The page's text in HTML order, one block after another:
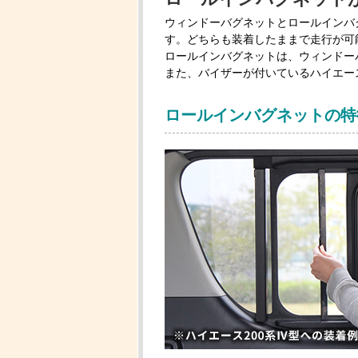
ウィンドーバグネットとロールイン
す。どちらも装着したままで走行が可
ロールインバグネットは、ウィンド
また、バイザーが付いているハイエ
ロールインバグネットの